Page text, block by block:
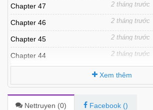
Chapter 47 2 tháng trước
Chapter 46 2 tháng trước
Chapter 45 2 tháng trước
Chapter 44 2 tháng trước
Chapter 42 2 tháng trước
Chapter 41 2 tháng trước
Xem thêm
Nettruyen (0) Facebook ()